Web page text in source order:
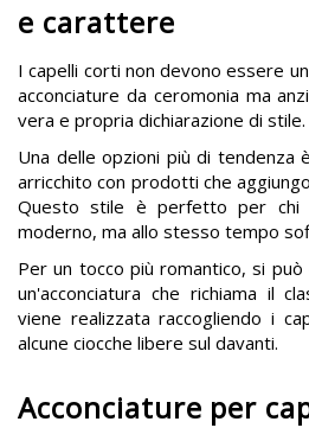
e carattere
I capelli corti non devono essere
acconciature da ceromonia ma
vera e propria dichiarazione di stile.
Una delle opzioni più di tendenza
arricchito con prodotti che
Questo stile è perfetto per chi
moderno, ma allo stesso tempo
Per un tocco più romantico, si
un'acconciatura che richiama il
viene realizzata raccogliendo i
alcune ciocche libere sul davanti.
Acconciature per